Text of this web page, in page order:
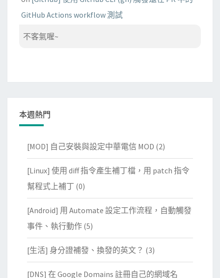
GitHub Actions workflow 測試
不客氣喔~
本週熱門
[MOD] 自己安裝與設定中華電信 MOD (2)
[Linux] 使用 diff 指令產生補丁檔，用 patch 指令
幫程式上補丁 (0)
[Android] 用 Automate 設定工作流程，自動觸發
事件、執行動作 (5)
[生活] 身分證補發、換發的英文？ (3)
[DNS] 在 Google Domains 註冊自己的網域名